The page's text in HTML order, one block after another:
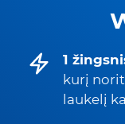
1
kurį
laukelį